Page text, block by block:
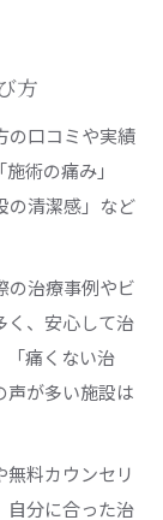
方
の口コミや実績
術の痛み」
の清潔感」など
の治療事例やビ
く、安心して治
「痛くない治
声が多い施設は
料カウンセリ
自分に合った治